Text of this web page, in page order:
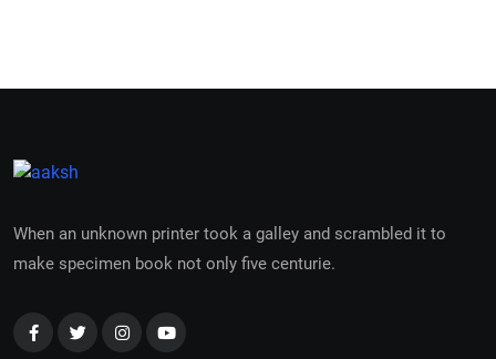
When an unknown printer took a galley and scrambled it to
make specimen book not only five centurie.